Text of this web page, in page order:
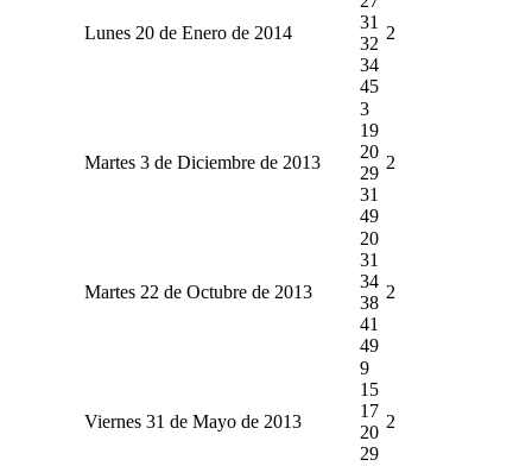
Lunes 20 de Enero de 2014
31
32
34
45
2
Martes 3 de Diciembre de 2013
3
19
20
29
31
49
2
Martes 22 de Octubre de 2013
20
31
34
38
41
49
2
Viernes 31 de Mayo de 2013
9
15
17
20
29
2